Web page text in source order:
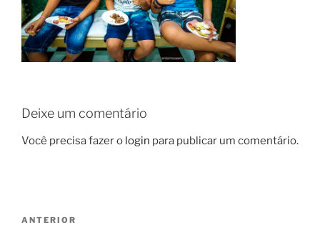
Deixe um comentário
Você precisa fazer o login para publicar um comentário.
Post
ANTERIOR